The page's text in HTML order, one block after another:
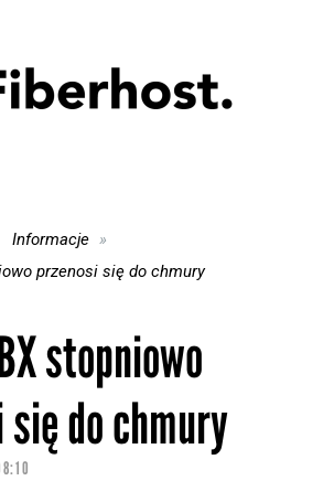
Informacje
przenosi się do chmury
stopniowo
do chmury